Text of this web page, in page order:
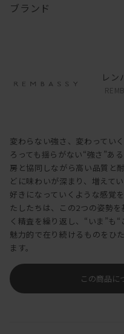
この商品に
ブランド
レン
変わらない強さ、変わってい
ろっても揺らがない“強さ”あ
房と協同しながら高い品質と
どに味わいが深まり、増えて
好きになっていくような感覚
たしたちは、この2つの姿勢
く精査を繰り返し、“いま”も
魅力的で在り続けるものをひ
ます。